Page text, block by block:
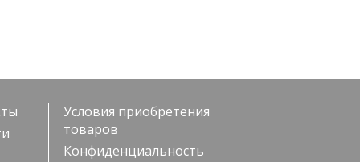
Условия приобретения
товаров
Конфиденциальность